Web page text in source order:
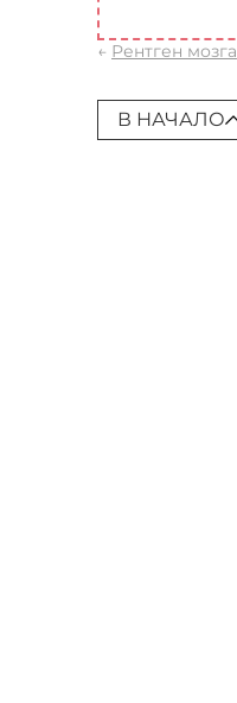
← Рентген мозга
В НАЧАЛО